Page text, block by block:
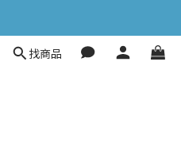
找商品